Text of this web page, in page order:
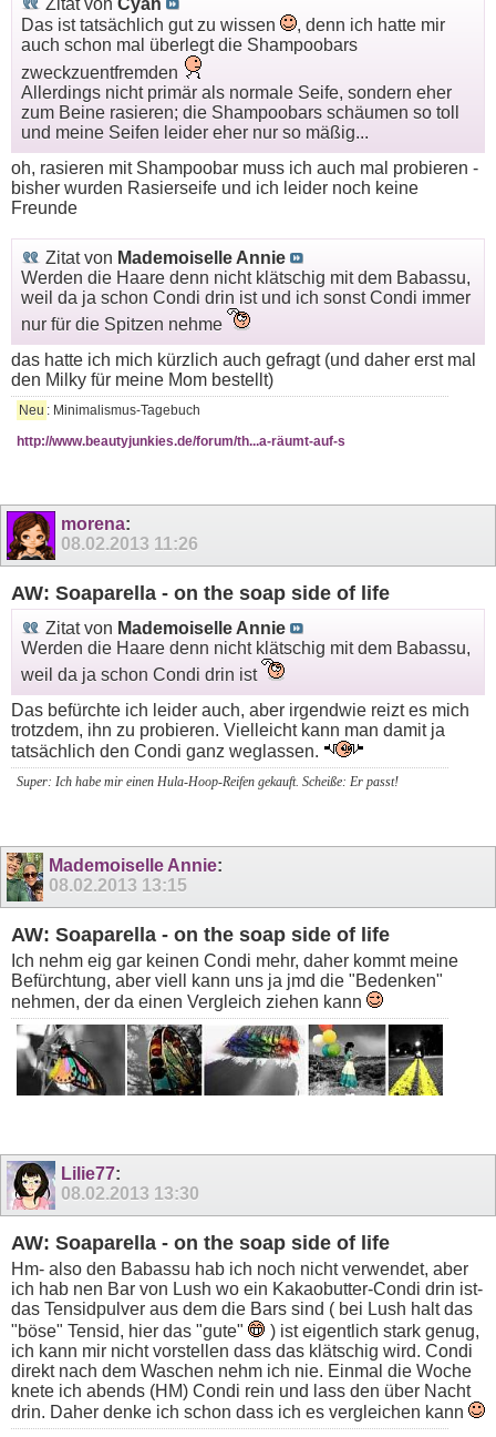
Zitat von Cyan
Das ist tatsächlich gut zu wissen
, denn ich hatte mir
auch schon mal überlegt die Shampoobars
zweckzuentfremden
Allerdings nicht primär als normale Seife, sondern eher
zum Beine rasieren; die Shampoobars schäumen so toll
und meine Seifen leider eher nur so mäßig...
oh, rasieren mit Shampoobar muss ich auch mal probieren -
bisher wurden Rasierseife und ich leider noch keine
Freunde
Zitat von Mademoiselle Annie
Werden die Haare denn nicht klätschig mit dem Babassu,
weil da ja schon Condi drin ist und ich sonst Condi immer
nur für die Spitzen nehme
das hatte ich mich kürzlich auch gefragt (und daher erst mal
den Milky für meine Mom bestellt)
Neu : Minimalismus-Tagebuch
http://www.beautyjunkies.de/forum/th...a-räumt-auf-s
morena:
08.02.2013 11:26
AW: Soaparella - on the soap side of life
Zitat von Mademoiselle Annie
Werden die Haare denn nicht klätschig mit dem Babassu,
weil da ja schon Condi drin ist
Das befürchte ich leider auch, aber irgendwie reizt es mich
trotzdem, ihn zu probieren. Vielleicht kann man damit ja
tatsächlich den Condi ganz weglassen.
Super: Ich habe mir einen Hula-Hoop-Reifen gekauft. Scheiße: Er passt!
Mademoiselle Annie:
08.02.2013 13:15
AW: Soaparella - on the soap side of life
Ich nehm eig gar keinen Condi mehr, daher kommt meine
Befürchtung, aber viell kann uns ja jmd die "Bedenken"
nehmen, der da einen Vergleich ziehen kann
Lilie77:
08.02.2013 13:30
AW: Soaparella - on the soap side of life
Hm- also den Babassu hab ich noch nicht verwendet, aber
ich hab nen Bar von Lush wo ein Kakaobutter-Condi drin ist-
das Tensidpulver aus dem die Bars sind ( bei Lush halt das
"böse" Tensid, hier das "gute"
) ist eigentlich stark genug,
ich kann mir nicht vorstellen dass das klätschig wird. Condi
direkt nach dem Waschen nehm ich nie. Einmal die Woche
knete ich abends (HM) Condi rein und lass den über Nacht
drin. Daher denke ich schon dass ich es vergleichen kann